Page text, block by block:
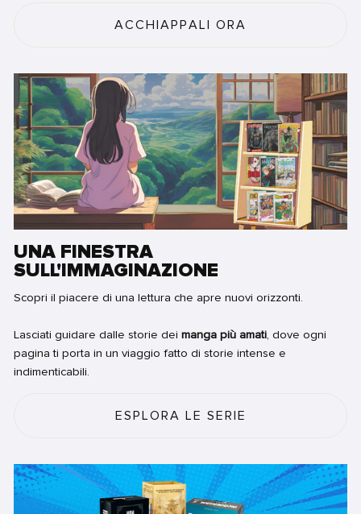
ACCHIAPPALI ORA
UNA FINESTRA
SULL'IMMAGINAZIONE
Scopri il piacere di una lettura che apre nuovi orizzonti.
Lasciati guidare dalle storie dei manga più amati , dove ogni
pagina ti porta in un viaggio fatto di storie intense e
indimenticabili.
ESPLORA LE SERIE